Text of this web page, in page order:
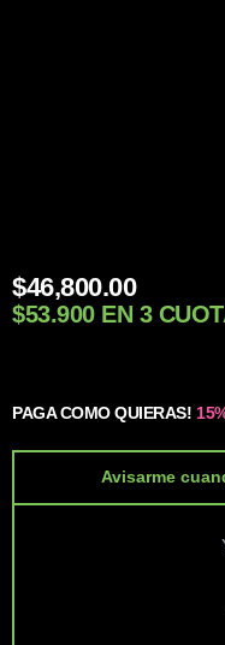
$46,800.00
$53.900 EN 3
PAGA COMO QUIERAS!
Avisarme